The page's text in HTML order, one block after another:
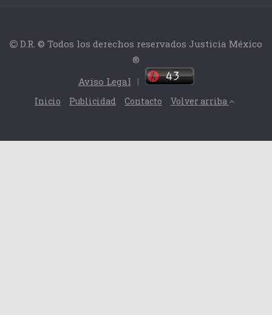
D.R. © Todos los derechos reservados Justicia México
®
Aviso Legal |
Inicio Publicidad Contacto Volver arriba